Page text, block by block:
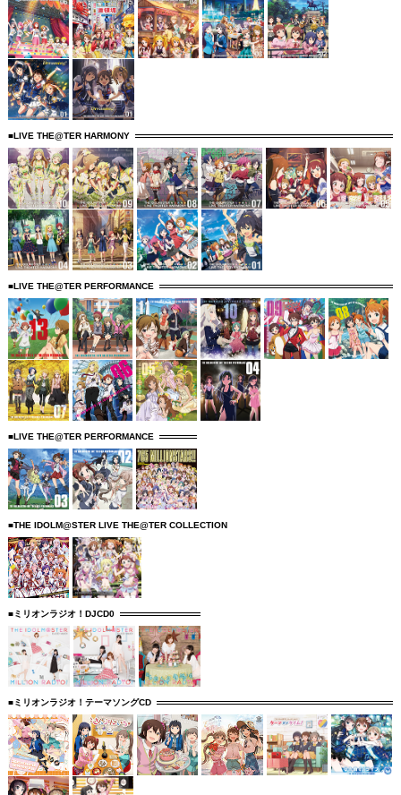
■LIVE THE@TER HARMONY
■LIVE THE@TER PERFORMANCE
■LIVE THE@TER PERFORMANCE
■THE IDOLM@STER LIVE THE@TER COLLECTION
■ミリオンラジオ！DJCD0
■ミリオンラジオ！テーマソングCD